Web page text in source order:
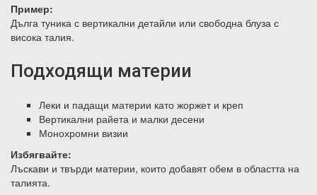
Пример:
Дълга туника с вертикални детайли или свободна блуза с
висока талия.
Подходящи материи
Леки и падащи материи като жоржет и креп
Вертикални райета и малки десени
Монохромни визии
Избягвайте:
Лъскави и твърди материи, които добавят обем в областта на
талията.